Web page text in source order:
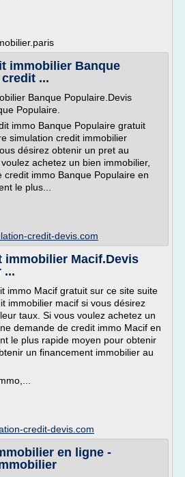
immobilier Banque
...
Banque Populaire.Devis
Populaire.
immo Banque Populaire gratuit
simulation credit immobilier
désirez obtenir un pret au
achetez un bien immobilier,
credit immo Banque Populaire en
le plus...
credit-devis.com
immobilier Macif.Devis
...
immo Macif gratuit sur ce site suite
immobilier macif si vous désirez
taux. Si vous voulez achetez un
demande de credit immo Macif en
le plus rapide moyen pour obtenir
un financement immobilier au
credit-devis.com
en ligne -